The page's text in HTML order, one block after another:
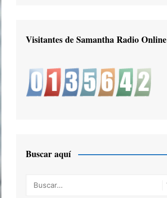
Visitantes de Samantha Radio Online
Buscar aquí